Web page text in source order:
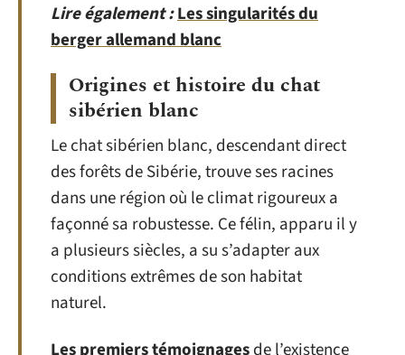
Lire également :Les singularités du
berger allemand blanc
Origines et histoire du chat
sibérien blanc
Le chat sibérien blanc, descendant direct
des forêts de Sibérie, trouve ses racines
dans une région où le climat rigoureux a
façonné sa robustesse. Ce félin, apparu il y
a plusieurs siècles, a su s’adapter aux
conditions extrêmes de son habitat
naturel.
Les premiers témoignagesde l’existence